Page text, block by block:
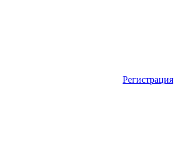
Регистрация